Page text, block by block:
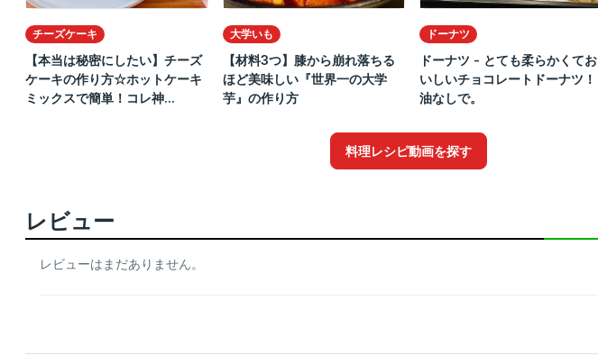
チーズケーキ
【本当は秘密にしたい】チーズ
ケーキの作り方☆ホットケーキ
ミックスで簡単！コレ神...
大学いも
【材料3つ】膝から崩れ落ちる
ほど美味しい『世界一の大学
芋』の作り方
ドーナツ
ドーナツ - とても柔らかくてお
いしいチョコレートドーナツ！
油なしで。
料理レシピ動画を探す
レビュー
レビューはまだありません。